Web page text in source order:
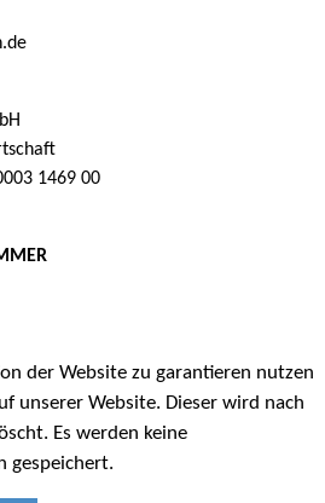
1469 00
der Website zu garantieren nutzen
unserer Website. Dieser wird nach
Es werden keine
gespeichert.